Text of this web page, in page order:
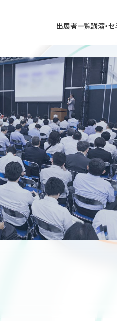
出展者一覧講演・セ